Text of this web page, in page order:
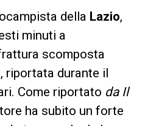
della Lazio,
minuti a
scomposta
riportata durante il
Come riportato da Il
ha subito un forte